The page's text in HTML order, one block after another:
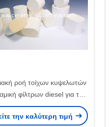
ροή τοίχων κυψελωτών
φίλτρων diesel για το
Ποε
την καλύτερη τιμή